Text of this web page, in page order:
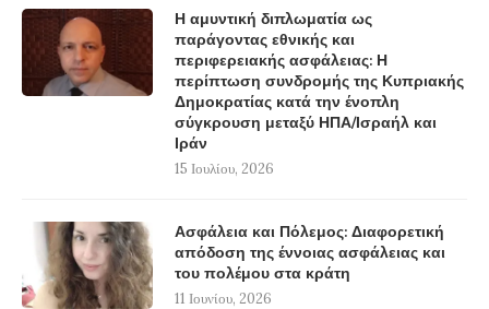
Η αμυντική διπλωματία ως
παράγοντας εθνικής και
περιφερειακής ασφάλειας: Η
περίπτωση συνδρομής της Κυπριακής
Δημοκρατίας κατά την ένοπλη
σύγκρουση μεταξύ ΗΠΑ/Ισραήλ και
Ιράν
15 Ιουλίου, 2026
Ασφάλεια και Πόλεμος: Διαφορετική
απόδοση της έννοιας ασφάλειας και
του πολέμου στα κράτη
11 Ιουνίου, 2026